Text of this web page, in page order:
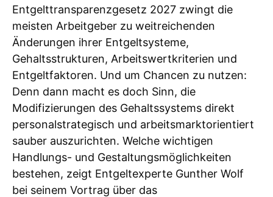
Entgelttransparenzgesetz 2027 zwingt die
meisten Arbeitgeber zu weitreichenden
Änderungen ihrer Entgeltsysteme,
Gehaltsstrukturen, Arbeitswertkriterien und
Entgeltfaktoren. Und um Chancen zu nutzen:
Denn dann macht es doch Sinn, die
Modifizierungen des Gehaltssystems direkt
personalstrategisch und arbeitsmarktorientiert
sauber auszurichten. Welche wichtigen
Handlungs- und Gestaltungsmöglichkeiten
bestehen, zeigt Entgeltexperte Gunther Wolf
bei seinem Vortrag über das